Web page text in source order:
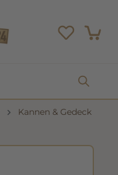
Kannen & Gedeck